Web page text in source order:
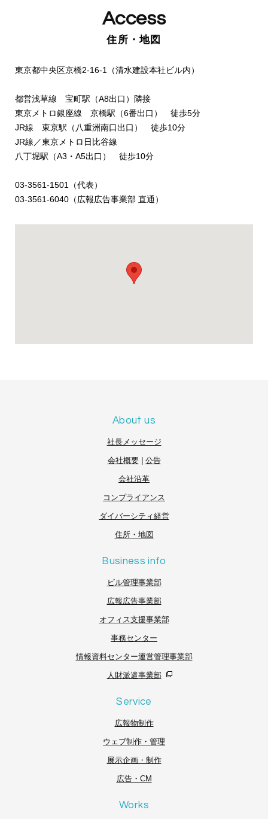
Access
住所・地図
東京都中央区京橋2-16-1（清水建設本社ビル内）
都営浅草線 宝町駅（A8出口）隣接
東京メトロ銀座線 京橋駅（6番出口） 徒歩5分
JR線 東京駅（八重洲南口出口） 徒歩10分
JR線／東京メトロ日比谷線
八丁堀駅（A3・A5出口） 徒歩10分
03-3561-1501（代表）
03-3561-6040（広報広告事業部 直通）
About us
社長メッセージ
会社概要| 公告
会社沿革
コンプライアンス
ダイバーシティ経営
住所・地図
Business info
ビル管理事業部
広報広告事業部
オフィス支援事業部
事務センター
情報資料センター運営管理事業部
人財派遣事業部
Service
広報物制作
ウェブ制作・管理
展示企画・制作
広告・CM
Works